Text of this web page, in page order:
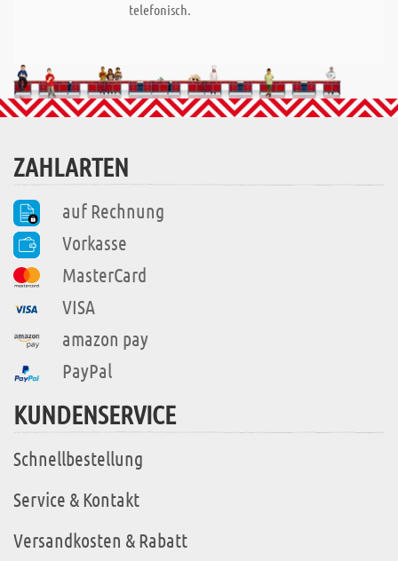
telefonisch.
ZAHLARTEN
auf Rechnung
Vorkasse
MasterCard
VISA
amazon pay
PayPal
KUNDENSERVICE
Schnellbestellung
Service & Kontakt
Versandkosten & Rabatt